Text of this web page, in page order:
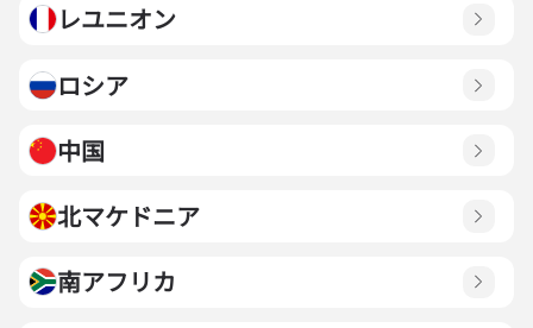
レユニオン
ロシア
中国
北マケドニア
南アフリカ